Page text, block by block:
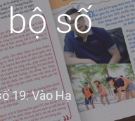
số
19: Vào Hạ